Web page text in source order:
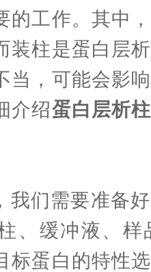
的工作。其中
装柱是蛋白层
当，可能会影
介绍蛋白层析柱
们需要准备好
、缓冲液、
标蛋白的特性